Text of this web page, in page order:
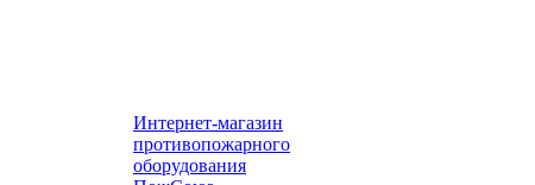
Интернет-магазин
противопожарного
оборудования